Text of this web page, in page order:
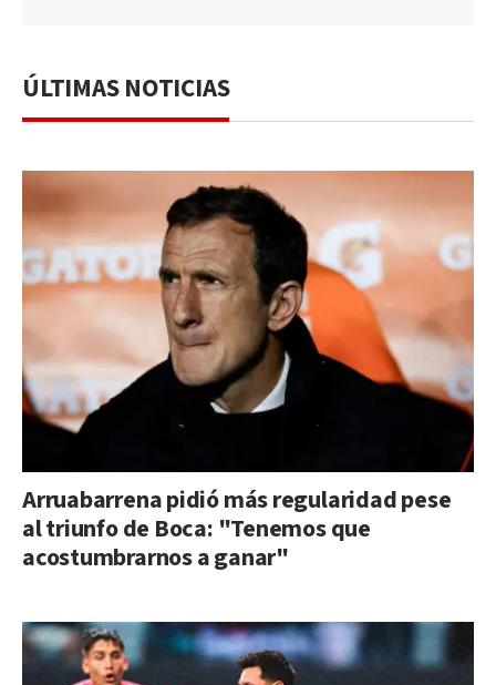
ÚLTIMAS NOTICIAS
Arruabarrena pidió más regularidad pese
al triunfo de Boca: "Tenemos que
acostumbrarnos a ganar"